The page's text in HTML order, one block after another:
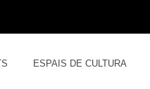
ESPAIS DE CULTURA